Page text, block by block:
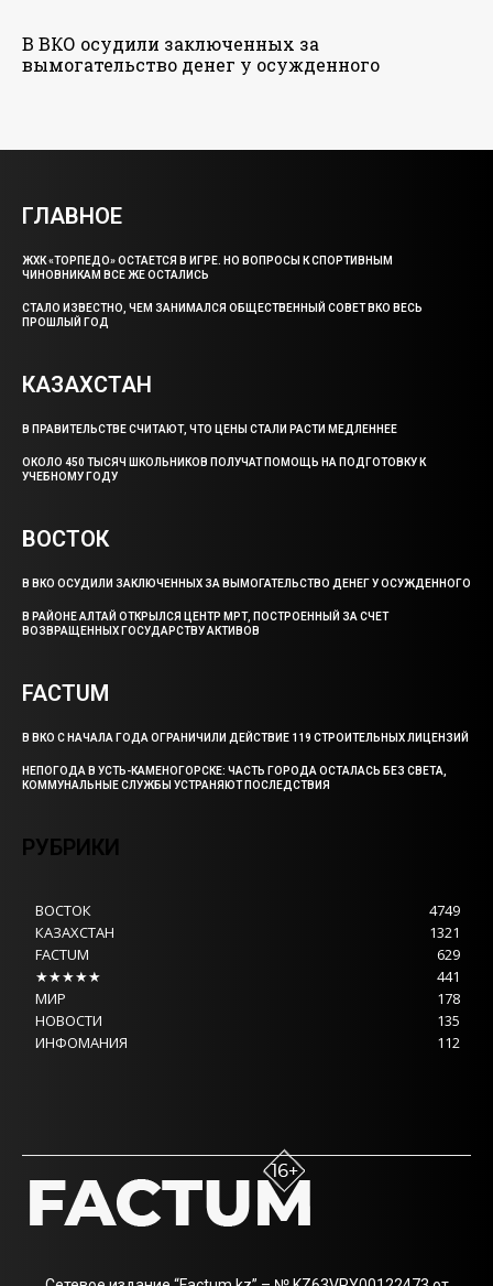
В ВКО осудили заключенных за
вымогательство денег у осужденного
ГЛАВНОЕ
ЖХК «ТОРПЕДО» ОСТАЕТСЯ В ИГРЕ. НО ВОПРОСЫ К СПОРТИВНЫМ
ЧИНОВНИКАМ ВСЕ ЖЕ ОСТАЛИСЬ
СТАЛО ИЗВЕСТНО, ЧЕМ ЗАНИМАЛСЯ ОБЩЕСТВЕННЫЙ СОВЕТ ВКО ВЕСЬ
ПРОШЛЫЙ ГОД
КАЗАХСТАН
В ПРАВИТЕЛЬСТВЕ СЧИТАЮТ, ЧТО ЦЕНЫ СТАЛИ РАСТИ МЕДЛЕННЕЕ
ОКОЛО 450 ТЫСЯЧ ШКОЛЬНИКОВ ПОЛУЧАТ ПОМОЩЬ НА ПОДГОТОВКУ К
УЧЕБНОМУ ГОДУ
ВОСТОК
В ВКО ОСУДИЛИ ЗАКЛЮЧЕННЫХ ЗА ВЫМОГАТЕЛЬСТВО ДЕНЕГ У ОСУЖДЕННОГО
В РАЙОНЕ АЛТАЙ ОТКРЫЛСЯ ЦЕНТР МРТ, ПОСТРОЕННЫЙ ЗА СЧЕТ
ВОЗВРАЩЕННЫХ ГОСУДАРСТВУ АКТИВОВ
FACTUM
В ВКО С НАЧАЛА ГОДА ОГРАНИЧИЛИ ДЕЙСТВИЕ 119 СТРОИТЕЛЬНЫХ ЛИЦЕНЗИЙ
НЕПОГОДА В УСТЬ-КАМЕНОГОРСКЕ: ЧАСТЬ ГОРОДА ОСТАЛАСЬ БЕЗ СВЕТА,
КОММУНАЛЬНЫЕ СЛУЖБЫ УСТРАНЯЮТ ПОСЛЕДСТВИЯ
РУБРИКИ
ВОСТОК
4749
КАЗАХСТАН
1321
FACTUM
629
★★★★★
441
МИР
178
НОВОСТИ
135
ИНФОМАНИЯ
112